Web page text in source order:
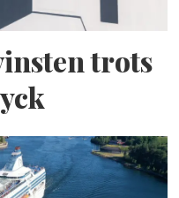
trots